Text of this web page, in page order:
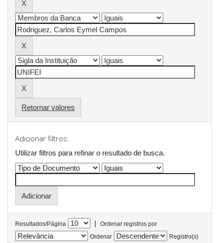
Retornar valores
Adicionar filtros:
Utilizar filtros para refinar o resultado de busca.
Resultados/Página |
Ordenar registros por
Ordenar
Registro(s)